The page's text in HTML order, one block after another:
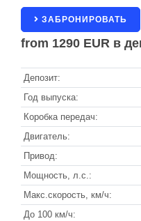
Вена
Китцбюэль
Ишгль
Санкт-Антон
Кабриолет
Купе
Минивен
Универсал
ЗАБРОНИРОВАТЬ
from 1290 EUR в
Депозит:
Год выпуска:
Коробка передач:
Двигатель:
Привод:
Мощность, л.с.:
Макс.скорость, км/ч:
До 100 км/ч: